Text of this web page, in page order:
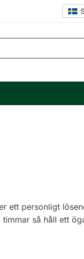
ett personligt
så håll ett